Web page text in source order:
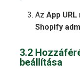
Az App URL
Shopify
3.2
beállítása